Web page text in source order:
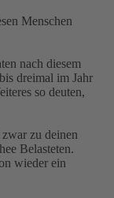
Menschen
nach diesem
dreimal im Jahr
so deuten,
zu deinen
Belasteten.
wieder ein